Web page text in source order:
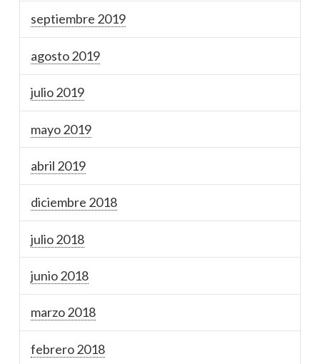
septiembre 2019
agosto 2019
julio 2019
mayo 2019
abril 2019
diciembre 2018
julio 2018
junio 2018
marzo 2018
febrero 2018